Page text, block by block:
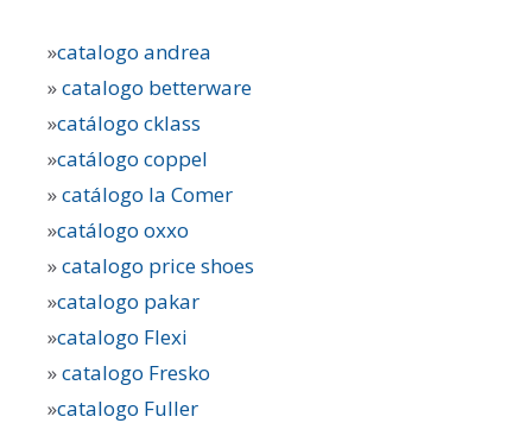
»catalogo andrea
»catalogo betterware
»catálogo cklass
»catálogo coppel
»catálogo la Comer
»catálogo oxxo
»catalogo price shoes
»catalogo pakar
»catalogo Flexi
»catalogo Fresko
»catalogo Fuller